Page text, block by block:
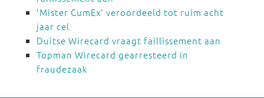
'Mister CumEx' veroordeeld tot ruim acht
jaar cel
Duitse Wirecard vraagt faillissement aan
Topman Wirecard gearresteerd in
fraudezaak